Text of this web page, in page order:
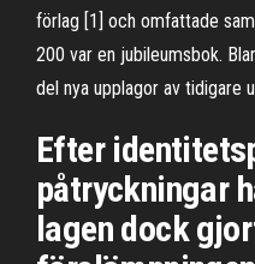
förlag [1] och omfattade
200 var en jubileumsbok.
del nya upplagor av tidigare
Efter
påtryckningar
lagen dock